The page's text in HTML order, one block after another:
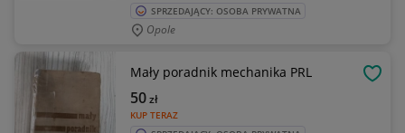
SPRZEDAJĄCY: OSOBA PRYWATNA
Opole
Mały poradnik mechanika PRL
KUP TERAZ
50zł